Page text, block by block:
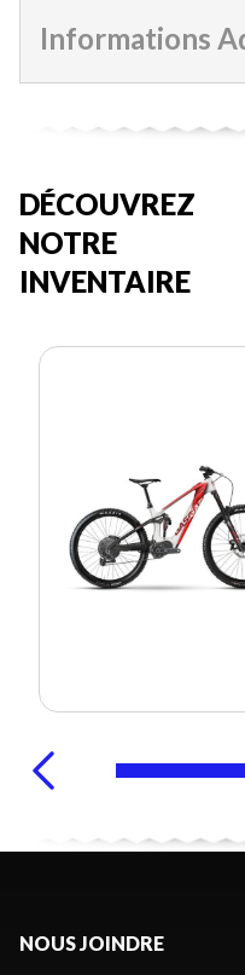
Informations
DÉCOUVREZ
NOTRE
INVENTAIRE
NOUS JOINDRE